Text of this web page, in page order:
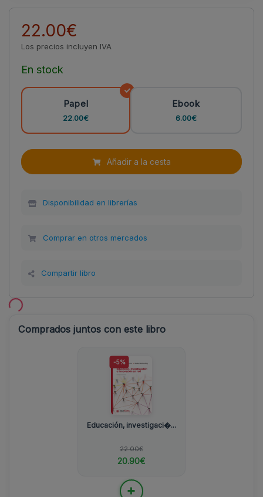
22.00€
Los precios incluyen IVA
En stock
Papel
22.00€
Ebook
6.00€
Añadir a la cesta
Disponibilidad en librerías
Comprar en otros mercados
Compartir libro
Comprados juntos con este libro
-5%
Educación, investigaci�...
22.00€
20.90€
+